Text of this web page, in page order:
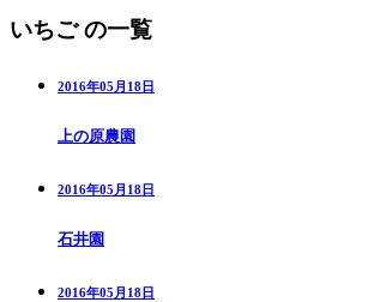
いちご の一覧
2016年05月18日
上の原農園
2016年05月18日
石井園
2016年05月18日